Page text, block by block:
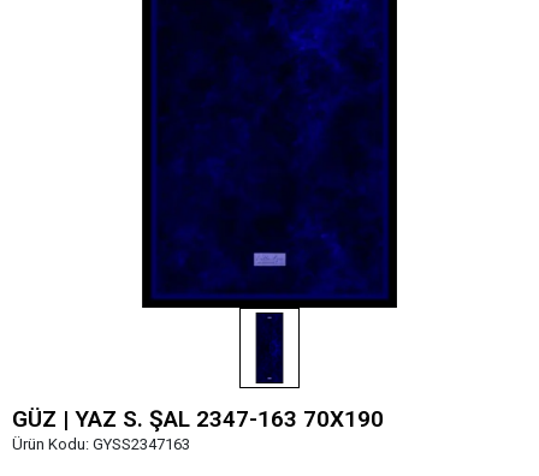
GÜZ | YAZ S. ŞAL 2347-163 70X190
Ürün Kodu: GYSS2347163